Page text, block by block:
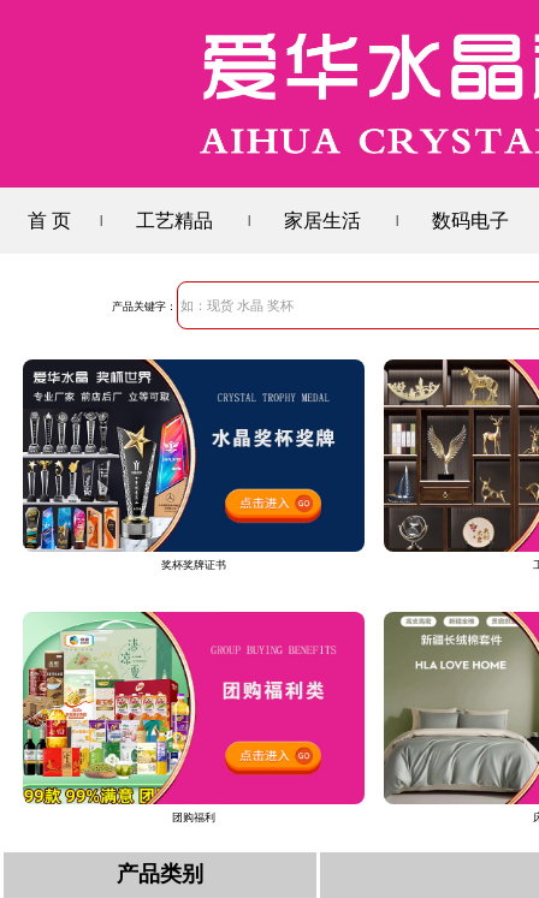
首 页 工艺精品 家居生活 数码电子
产品关键字：
奖杯奖牌证书
团购福利
产品类别